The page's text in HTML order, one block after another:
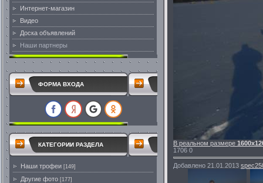
Интернет-магазин
Видео
Доска объявлений
Наши партнеры
ФОРМА ВХОДА
КАТЕГОРИИ РАЗДЕЛА
Наши трофеи [149]
Другие фото [177]
В реальном размере
1706 0
Добавлено 21.01.2013